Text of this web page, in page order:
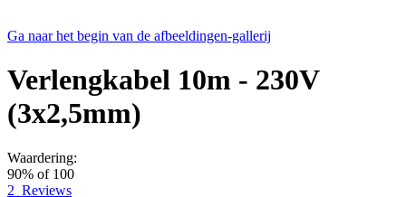
Ga naar het begin van de afbeeldingen-gallerij
Verlengkabel 10m - 230V
(3x2,5mm)
Waardering:
90% of 100
2 Reviews